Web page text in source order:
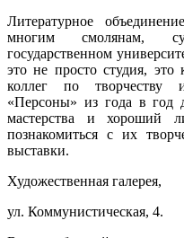
Литературное
многим смолянам,
государственном
это не просто студия,
коллег по творчеству
«Персоны» из года в год
мастерства и хороший
познакомиться с их
выставки.
Художественная галерея,
ул. Коммунистическая, 4.